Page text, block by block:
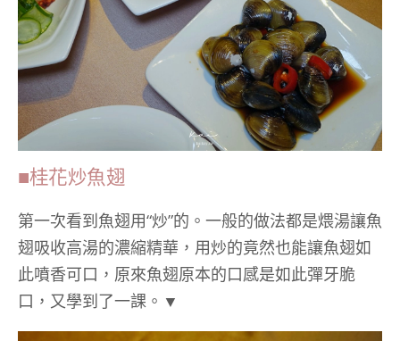
■桂花炒魚翅
第一次看到魚翅用“炒”的。一般的做法都是煨湯讓魚
翅吸收高湯的濃縮精華，用炒的竟然也能讓魚翅如
此噴香可口，原來魚翅原本的口感是如此彈牙脆
口，又學到了一課。▼